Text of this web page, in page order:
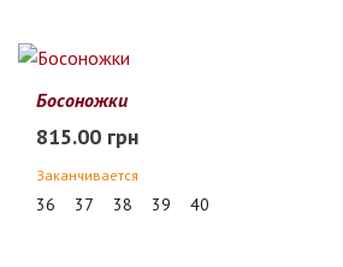
Босоножки
815.00 грн
Заканчивается
36 37 38 39 40